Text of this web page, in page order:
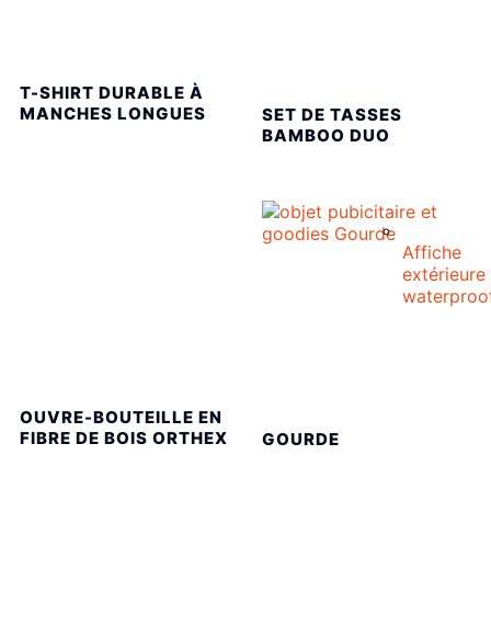
Affiche
extérieure
T-SHIRT DURABLE À
MANCHES LONGUES
SET DE TASSES
BAMBOO DUO
OUVRE-BOUTEILLE EN
FIBRE DE BOIS ORTHEX
GOURDE